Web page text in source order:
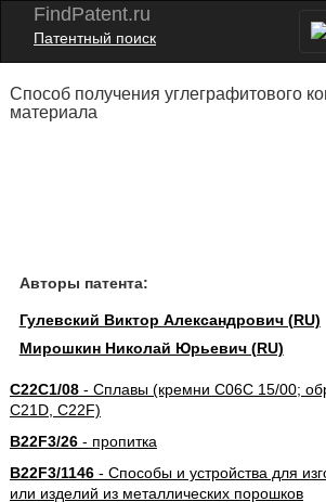
FindPatent.ru
Патентный поиск
Способ получения углеграфитового
материала
Авторы патента:
Гулевский Виктор Александрович (RU)
Мирошкин Николай Юрьевич (RU)
C22C1/08- Сплавы (кремни C06C 15/00;
C21D, C22F)
B22F3/26- пропитка
B22F3/1146- Способы и устройства для
или изделий из металлических порошков